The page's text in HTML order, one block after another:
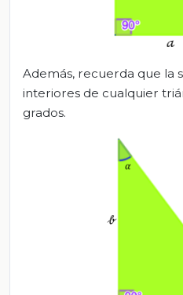
Además, recuerda que la
interiores de cualquier
grados.